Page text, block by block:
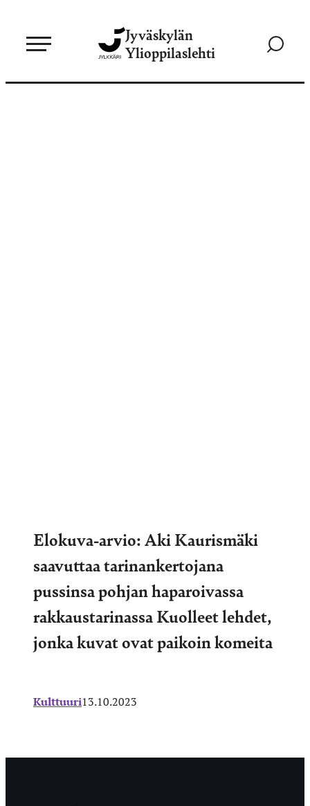
sisältöön
Jyväskylän
Ylioppilaslehti
Siirry
Elokuva-arvio: Aki Kaurismäki
saavuttaa tarinankertojana
pussinsa pohjan haparoivassa
rakkaustarinassa Kuolleet lehdet,
jonka kuvat ovat paikoin komeita
Kulttuuri13.10.2023